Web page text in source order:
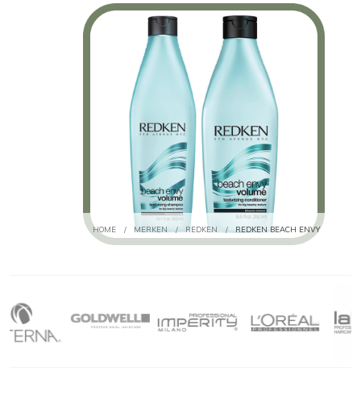
HOME / MERKEN / REDKEN / REDKEN BEACH ENVY